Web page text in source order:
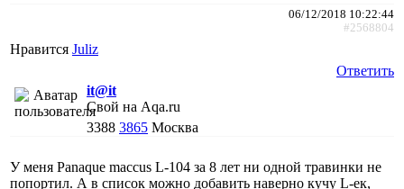
06/12/2018 10:22:44
#2568804
Нравится Juliz
Ответить
it@it
Свой на Aqa.ru
3388 3865 Москва
У меня Panaque maccus L-104 за 8 лет ни одной травинки не
попортил. А в список можно добавить наверно кучу L-ек,